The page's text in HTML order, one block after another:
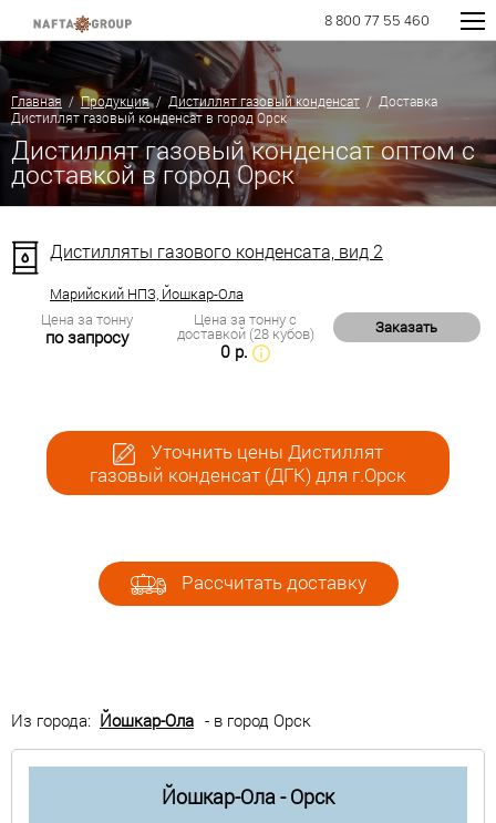
8 800 77 55 460
Главная /Продукция/ Дистиллят газовый конденсат / Доставка
Дистиллят газовый конденсат в город Орск
Дистиллят газовый конденсат оптом с
доставкой в город Орск
Дистилляты газового конденсата, вид 2
Марийский НПЗ, Йошкар-Ола
Цена за тонну
по запросу
Цена за тонну с
доставкой (28 кубов)
0 р.
Заказать
Уточнить цены Дистиллят
газовый конденсат (ДГК) для г.Орск
Рассчитать доставку
Из города: Йошкар-Ола - в город Орск
Йошкар-Ола - Орск